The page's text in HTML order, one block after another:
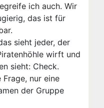
ich auch. Wir
das ist für
sieht jeder, der
wirft und
sieht: Check.
nur eine
der Gruppe